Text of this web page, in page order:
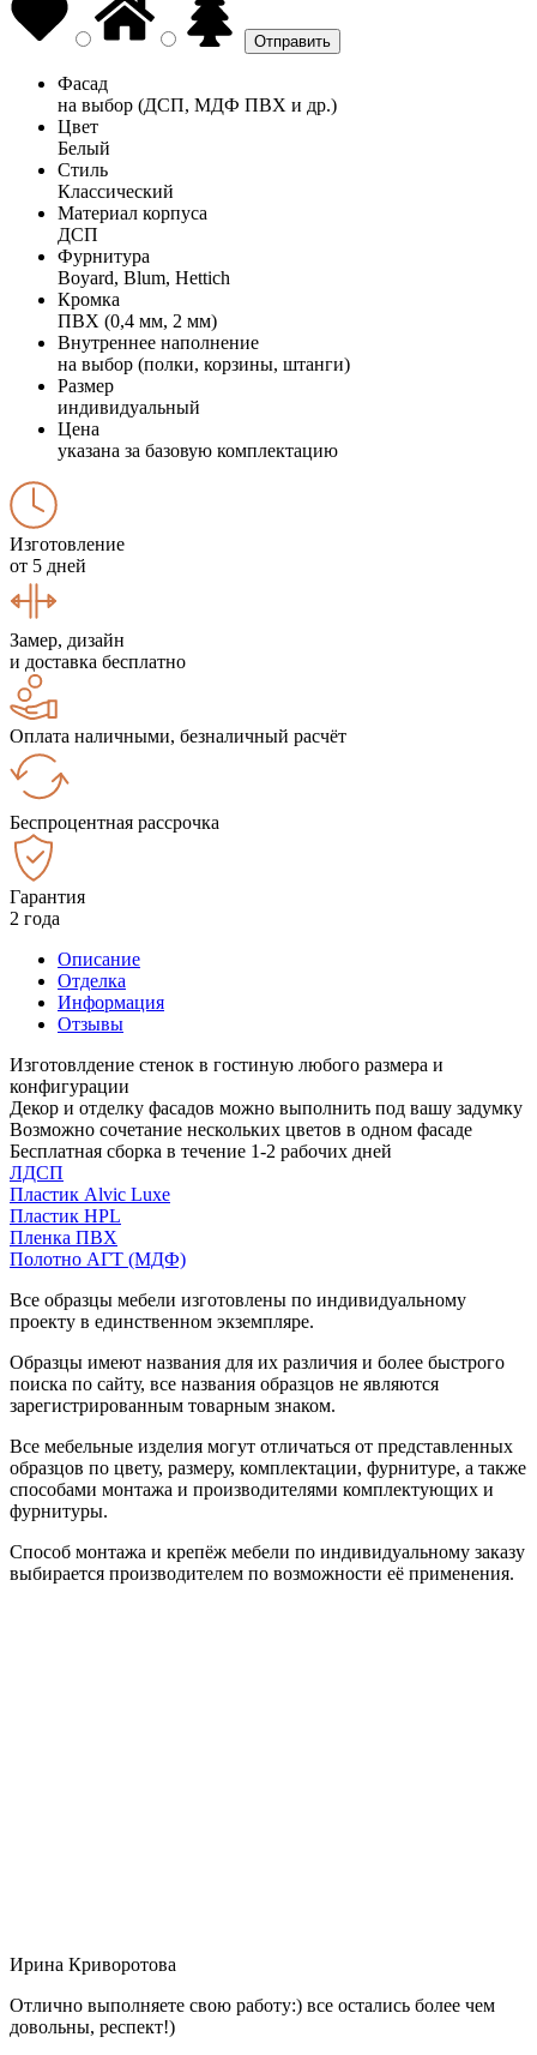
Фасад
на выбор (ДСП, МДФ ПВХ и др.)
Цвет
Белый
Стиль
Классический
Материал корпуса
ДСП
Фурнитура
Boyard, Blum, Hettich
Кромка
ПВХ (0,4 мм, 2 мм)
Внутреннее наполнение
на выбор (полки, корзины, штанги)
Размер
индивидуальный
Цена
указана за базовую комплектацию
Изготовление
от 5 дней
Замер, дизайн
и доставка бесплатно
Оплата наличными, безналичный расчёт
Беспроцентная рассрочка
Гарантия
2 года
Описание
Отделка
Информация
Отзывы
Изготовлдение стенок в гостиную любого размера и
конфигурации
Декор и отделку фасадов можно выполнить под вашу задумку
Возможно сочетание нескольких цветов в одном фасаде
Бесплатная сборка в течение 1-2 рабочих дней
ЛДСП
Пластик Alvic Luxe
Пластик HPL
Пленка ПВХ
Полотно АГТ (МДФ)
Все образцы мебели изготовлены по индивидуальному
проекту в единственном экземпляре.
Образцы имеют названия для их различия и более быстрого
поиска по сайту, все названия образцов не являются
зарегистрированным товарным знаком.
Все мебельные изделия могут отличаться от представленных
образцов по цвету, размеру, комплектации, фурнитуре, а также
способами монтажа и производителями комплектующих и
фурнитуры.
Способ монтажа и крепёж мебели по индивидуальному заказу
выбирается производителем по возможности её применения.
Ирина Криворотова
Отлично выполняете свою работу:) все остались более чем
довольны, респект!)